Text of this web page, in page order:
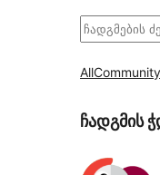
ძებნა
AllCommunity
ჩადგმის